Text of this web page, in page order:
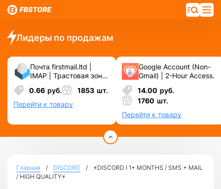
Лидеры по продажам
Почта firstmail.ltd |
IMAP | Трастовая зона
.COM ❗️ Новые, Чистые
❗️ С реальными
логинами | ☑️
Специально для ФБ/
0.66 руб. 1853 шт.
Перейти к товару
Google Account (Non-
Gmail) | 2-Hour Access.
14.00 руб.
1760 шт.
Перейти к товару
Главная DISCORD
⚡️DISCORD I 1+ MONTHS / SMS + MAIL
/ HIGH QUALITY⚡️